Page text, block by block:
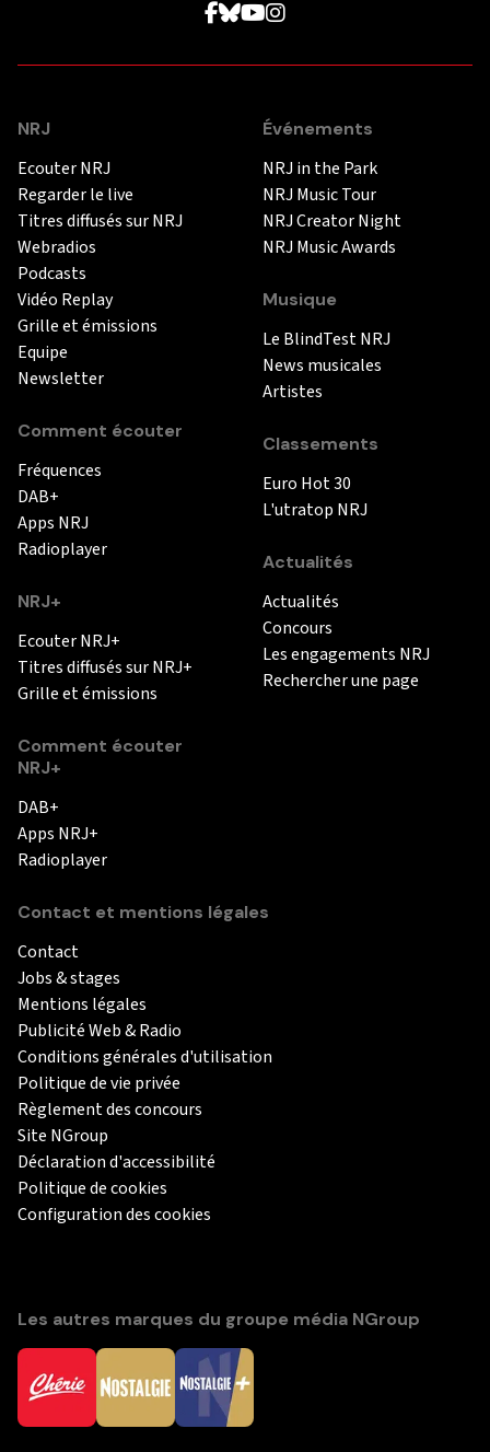
NRJ
Ecouter NRJ
Regarder le live
Titres diffusés sur NRJ
Webradios
Podcasts
Vidéo Replay
Grille et émissions
Equipe
Newsletter
Comment écouter
Fréquences
DAB+
Apps NRJ
Radioplayer
NRJ+
Ecouter NRJ+
Titres diffusés sur NRJ+
Grille et émissions
Comment écouter
NRJ+
DAB+
Apps NRJ+
Radioplayer
Événements
NRJ in the Park
NRJ Music Tour
NRJ Creator Night
NRJ Music Awards
Musique
Le BlindTest NRJ
News musicales
Artistes
Classements
Euro Hot 30
L'utratop NRJ
Actualités
Actualités
Concours
Les engagements NRJ
Rechercher une page
Contact et mentions légales
Contact
Jobs & stages
Mentions légales
Publicité Web & Radio
Conditions générales d'utilisation
Politique de vie privée
Règlement des concours
Site NGroup
Déclaration d'accessibilité
Politique de cookies
Configuration des cookies
Les autres marques du groupe média NGroup